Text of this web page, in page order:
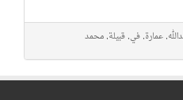
, عمارة, في, قبيلة, محمد